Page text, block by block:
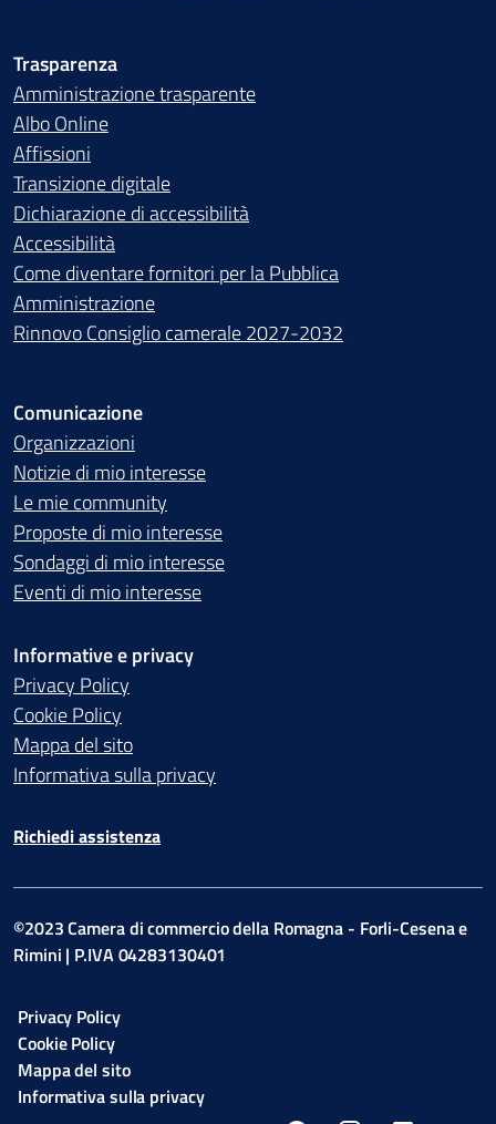
Trasparenza
Amministrazione trasparente
Albo Online
Affissioni
Transizione digitale
Dichiarazione di accessibilità
Accessibilità
Come diventare fornitori per la Pubblica
Amministrazione
Rinnovo Consiglio camerale 2027-2032
Comunicazione
Organizzazioni
Notizie di mio interesse
Le mie community
Proposte di mio interesse
Sondaggi di mio interesse
Eventi di mio interesse
Informative e privacy
Privacy Policy
Cookie Policy
Mappa del sito
Informativa sulla privacy
Richiedi assistenza
©2023 Camera di commercio della Romagna - Forli-Cesena e
Rimini | P.IVA 04283130401
Privacy Policy
Cookie Policy
Mappa del sito
Informativa sulla privacy